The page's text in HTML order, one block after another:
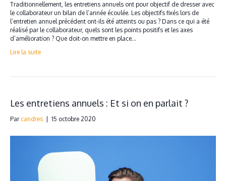
Traditionnellement, les entretiens annuels ont pour objectif de dresser avec
le collaborateur un bilan de l’année écoulée. Les objectifs fixés lors de
l’entretien annuel précédent ont-ils été atteints ou pas ? Dans ce qui a été
réalisé par le collaborateur, quels sont les points positifs et les axes
d’amélioration ? Que doit-on mettre en place…
Lire la suite
Les entretiens annuels : Et si on en parlait ?
Par candres 15 octobre 2020